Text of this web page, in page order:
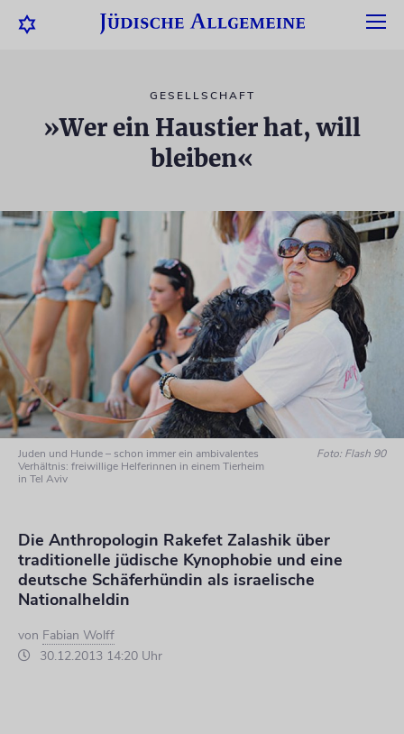
GESELLSCHAFT
»Wer ein Haustier hat, will
bleiben«
Juden und Hunde – schon immer ein ambivalentes
Verhältnis: freiwillige Helferinnen in einem Tierheim
in Tel Aviv
Foto: Flash 90
Die Anthropologin Rakefet Zalashik über
traditionelle jüdische Kynophobie und eine
deutsche Schäferhündin als israelische
Nationalheldin
von Fabian Wolff
30.12.2013 14:20 Uhr